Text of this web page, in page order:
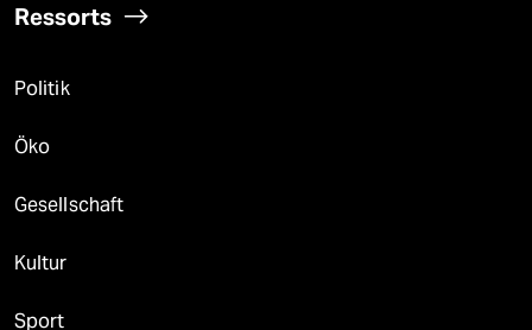
Ressorts
Politik
Öko
Gesellschaft
Kultur
Sport